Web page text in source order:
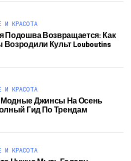
И КРАСОТА
Подошва Возвращается: Как
Культ Louboutins
И КРАСОТА
Джинсы На Осень
Гид По Трендам
И КРАСОТА